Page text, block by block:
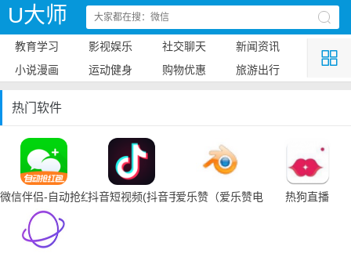
U大师
教育学习 影视娱乐 社交聊天
新闻资讯
小说漫画
运动健身 购物优惠 旅游出行
热门软件
微信伴侣-自动抢红包抖音短视频(抖音手机下载)爱乐赞（爱乐赞电脑手机下载）
热狗直播